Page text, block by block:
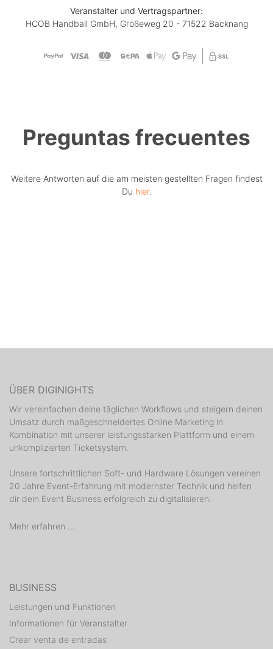
Veranstalter und Vertragspartner:
HCOB Handball GmbH, Größeweg 20 - 71522 Backnang
Preguntas frecuentes
Weitere Antworten auf die am meisten gestellten Fragen findest
Du hier.
ÜBER DIGINIGHTS
Wir vereinfachen deine täglichen Workflows und steigern deinen
Umsatz durch maßgeschneidertes Online Marketing in
Kombination mit unserer leistungsstarken Plattform und einem
unkomplizierten Ticketsystem.
Unsere fortschrittlichen Soft- und Hardware Lösungen vereinen
20 Jahre Event-Erfahrung mit modernster Technik und helfen
dir dein Event Business erfolgreich zu digitalisieren.
Mehr erfahren ...
BUSINESS
Leistungen und Funktionen
Informationen für Veranstalter
Crear venta de entradas